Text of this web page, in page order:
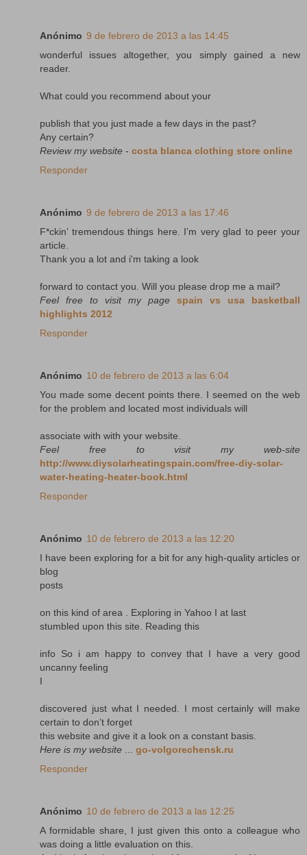
Anónimo 9 de febrero de 2013 a las 14:45
wonderful issues altogether, you simply gained a new
reader.
What could you recommend about your
publish that you just made a few days in the past?
Any certain?
Review my website - costa blanca clothing store online
Responder
Anónimo 9 de febrero de 2013 a las 17:46
F*ckin’ tremendous things here. I’m very glad to peer your
article.
Thank you a lot and i'm taking a look
forward to contact you. Will you please drop me a mail?
Feel free to visit my page
spain vs usa basketball
highlights 2012
Responder
Anónimo 10 de febrero de 2013 a las 6:04
You made some decent points there. I seemed on the web
for the problem and located most individuals will
associate with with your website.
Feel free to visit my web-site
http://www.diysolarheatingspain.com/free-diy-solar-
water-heating-heater-book.html
Responder
Anónimo 10 de febrero de 2013 a las 12:20
I have been exploring for a bit for any high-quality articles or
blog
posts
on this kind of area . Exploring in Yahoo I at last
stumbled upon this site. Reading this
info So i am happy to convey that I have a very good
uncanny feeling
I
discovered just what I needed. I most certainly will make
certain to don’t forget
this website and give it a look on a constant basis.
Here is my website ... go-volgorechensk.ru
Responder
Anónimo 10 de febrero de 2013 a las 12:25
A formidable share, I just given this onto a colleague who
was doing a little evaluation on this.